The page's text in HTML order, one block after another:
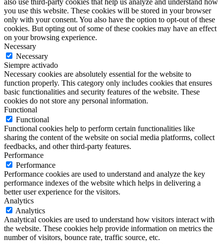
also use third-party cookies that help us analyze and understand how
you use this website. These cookies will be stored in your browser
only with your consent. You also have the option to opt-out of these
cookies. But opting out of some of these cookies may have an effect
on your browsing experience.
Necessary
Necessary
Siempre activado
Necessary cookies are absolutely essential for the website to
function properly. This category only includes cookies that ensures
basic functionalities and security features of the website. These
cookies do not store any personal information.
Functional
Functional
Functional cookies help to perform certain functionalities like
sharing the content of the website on social media platforms, collect
feedbacks, and other third-party features.
Performance
Performance
Performance cookies are used to understand and analyze the key
performance indexes of the website which helps in delivering a
better user experience for the visitors.
Analytics
Analytics
Analytical cookies are used to understand how visitors interact with
the website. These cookies help provide information on metrics the
number of visitors, bounce rate, traffic source, etc.